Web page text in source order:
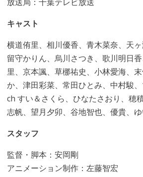
キャスト
横道侑里、相川優香、青木菜奈、天
留守かりん、烏川さつき、歌川明日
里、京本諷、草梛祐史、小林愛海、
か、津田彩菜、常田ひとみ、中村駿
ch すい＆さくら、ひなたさおり、穂
志帆、望月夕卯、谷地智也、優貴、
スタッフ
監督・脚本：安岡剛
アニメーション制作：左藤智宏